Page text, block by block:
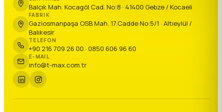
Balçık Mah. Kocagöl Cad. No:8 · 41400 Gebze / Kocaeli
FABRIK
Gaziosmanpaşa OSB Mah. 17.Cadde No:5/1 · Altıeylül /
Balıkesir
TELEFON
+90 216 709 26 00 · 0850 606 96 60
E-MAIL
info@t-max.com.tr